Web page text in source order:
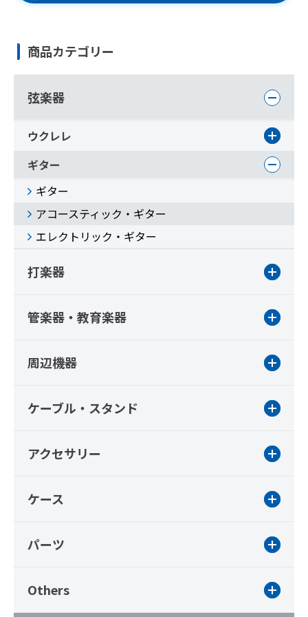
商品カテゴリー
弦楽器
ウクレレ
ギター
ギター
アコースティック・ギター
エレクトリック・ギター
打楽器
管楽器・教育楽器
周辺機器
ケーブル・スタンド
アクセサリー
ケース
パーツ
Others